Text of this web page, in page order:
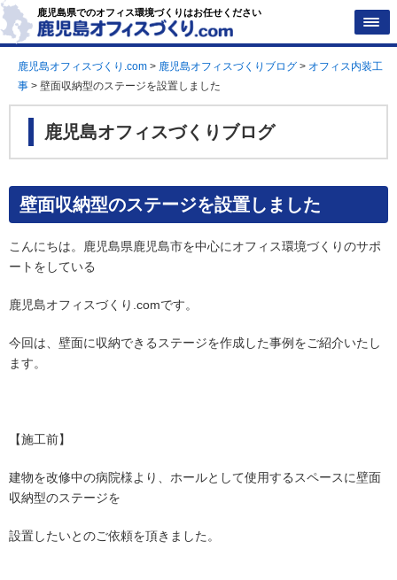
鹿児島県でのオフィス環境づくりはお任せください
鹿児島オフィスづくり.com > 鹿児島オフィスづくりブログ > オフィス内装工
事 > 壁面収納型のステージを設置しました
鹿児島オフィスづくりブログ
壁面収納型のステージを設置しました
こんにちは。鹿児島県鹿児島市を中心にオフィス環境づくりのサポ
ートをしている
鹿児島オフィスづくり.comです。
今回は、壁面に収納できるステージを作成した事例をご紹介いたし
ます。
【施工前】
建物を改修中の病院様より、ホールとして使用するスペースに壁面
収納型のステージを
設置したいとのご依頼を頂きました。